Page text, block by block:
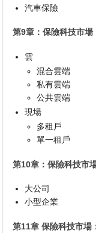
汽車保險
第9章：保險科技市
雲
混合雲端
私有雲端
公共雲端
現場
多租戶
單一租戶
第10章：保險科技市
大公司
小型企業
第11章 保險科技市場